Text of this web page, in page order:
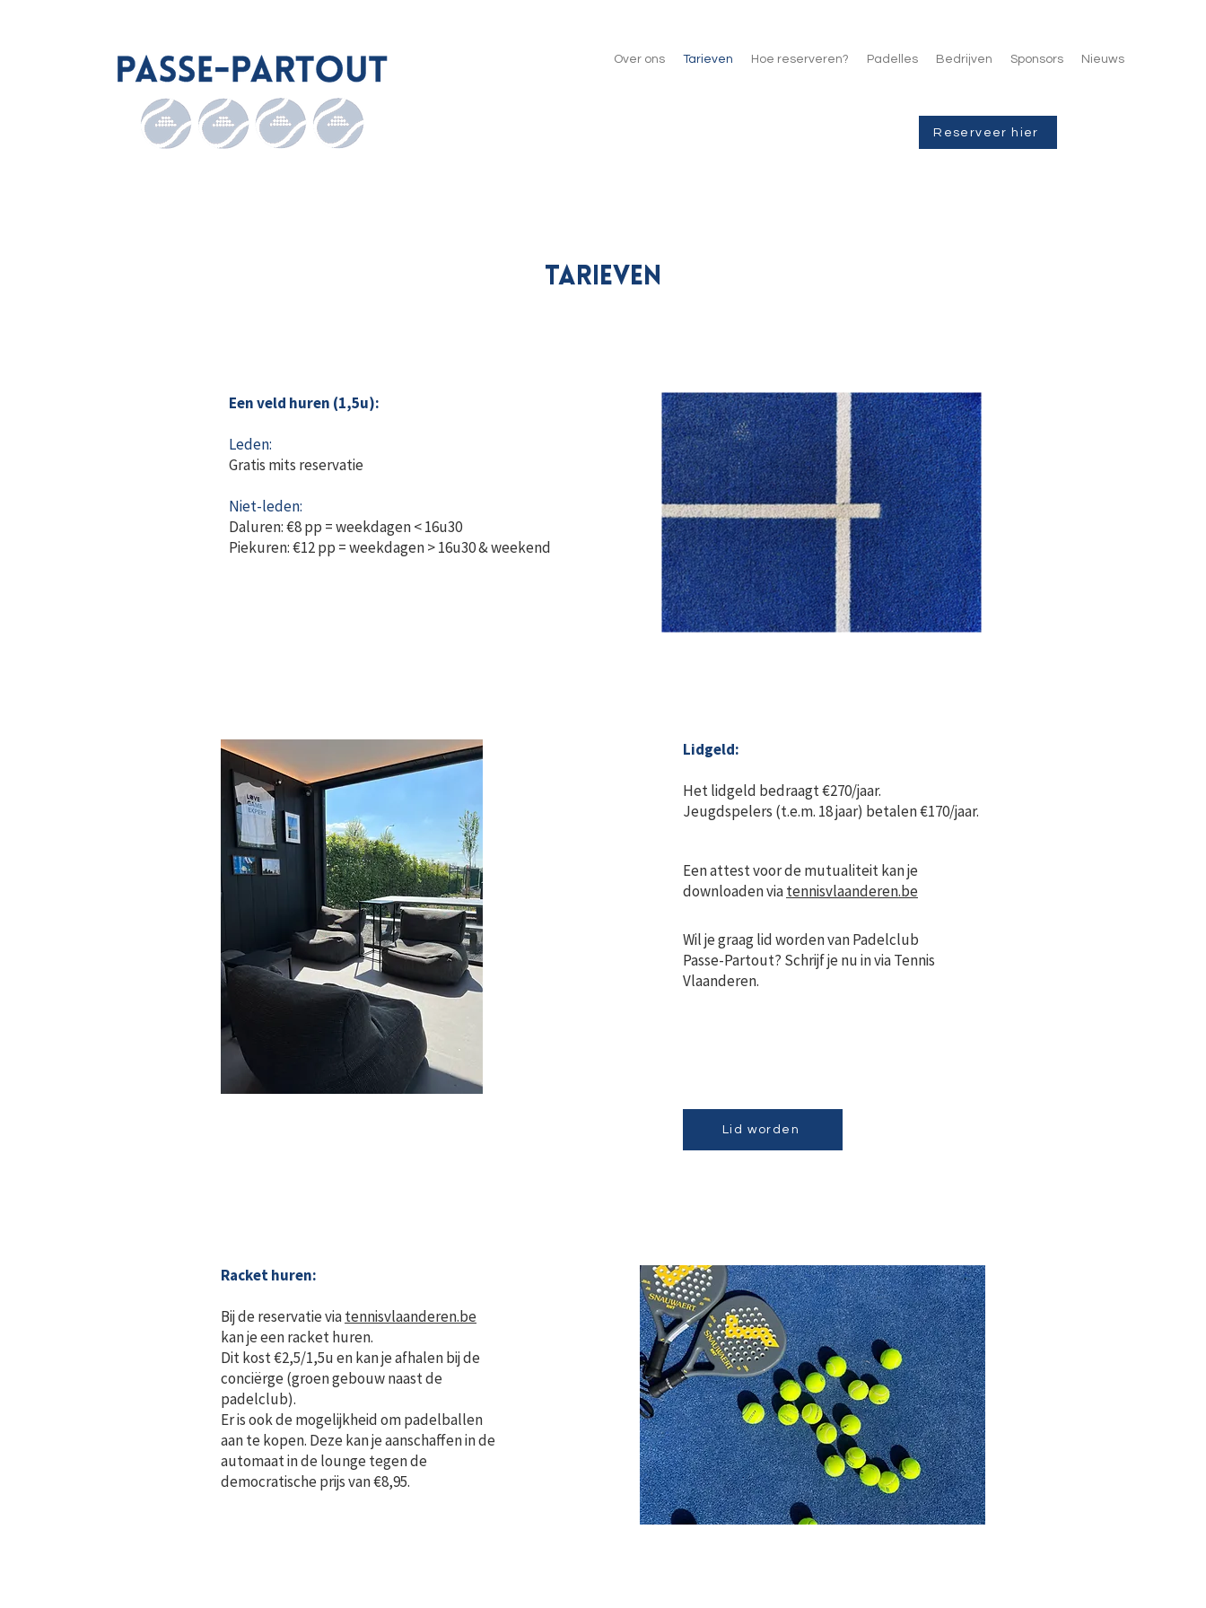
PADEL PASSE-
PARTOUT
Over ons Tarieven Hoe reserveren? Padelles Bedrijven Sponsors Nieuws
Reserveer hier
Tarieven
Een veld huren (1,5u):
Leden:
Gratis mits reservatie
Niet-leden:
Daluren: €8 pp = weekdagen < 16u30
Piekuren: €12 pp = weekdagen > 16u30 & weekend
Lidgeld:
Het lidgeld bedraagt €270/jaar.
Jeugdspelers (t.e.m. 18 jaar) betalen €170/jaar.
Een attest voor de mutualiteit kan je
downloaden viatennisvlaanderen.be
Wil je graag lid worden van Padelclub
Passe-Partout? Schrijf je nu in via Tennis
Vlaanderen.
Lid worden
Racket huren:
Bij de reservatie viatennisvlaanderen.be
kan je een racket huren.
Dit kost €2,5/1,5u en kan je afhalen bij de
conciërge (groen gebouw naast de
padelclub).
Er is ook de mogelijkheid om padelballen
aan te kopen. Deze kan je aanschaffen in de
automaat in de lounge tegen de
democratische prijs van €8,95.